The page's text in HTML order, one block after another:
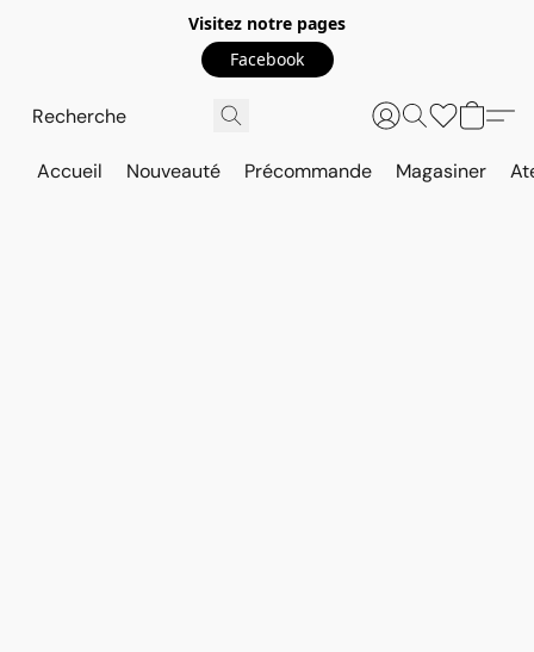
Visitez notre pages
Facebook
Accueil Nouveauté Précommande Magasiner